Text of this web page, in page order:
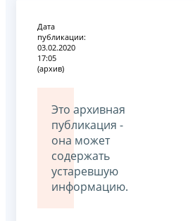
Дата
публикации:
03.02.2020
17:05
(архив)
Это архивная
публикация -
она может
содержать
устаревшую
информацию.